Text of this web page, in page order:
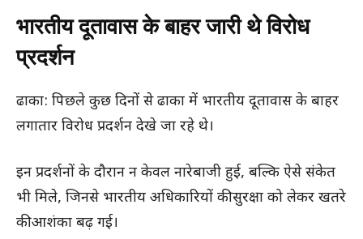
भारतीय दूतावास के बाहर जारी थे विरोध
प्रदर्शन
ढाका: पिछले कुछ दिनों से ढाका में भारतीय दूतावास के बाहर
लगातार विरोध प्रदर्शन देखे जा रहे थे।
इन प्रदर्शनों के दौरान न केवल नारेबाजी हुई, बल्कि ऐसे संकेत
भी मिले, जिनसे भारतीय अधिकारियों की सुरक्षा को लेकर खतरे
की आशंका बढ़ गई।